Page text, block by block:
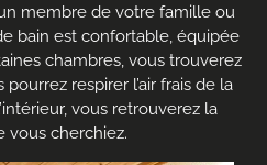
membre de votre famille ou
bain est confortable, équipée
chambres, vous trouverez
respirer l’air frais de la
vous retrouverez la
vous cherchiez.